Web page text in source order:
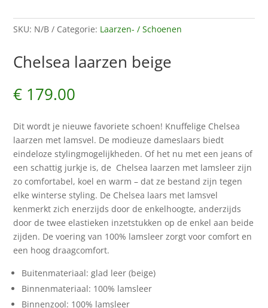
SKU: N/B Categorie: Laarzen- / Schoenen
Chelsea laarzen beige
€ 179.00
Dit wordt je nieuwe favoriete schoen! Knuffelige Chelsea
laarzen met lamsvel. De modieuze dameslaars biedt
eindeloze stylingmogelijkheden. Of het nu met een jeans of
een schattig jurkje is, de Chelsea laarzen met lamsleer zijn
zo comfortabel, koel en warm – dat ze bestand zijn tegen
elke winterse styling. De Chelsea laars met lamsvel
kenmerkt zich enerzijds door de enkelhoogte, anderzijds
door de twee elastieken inzetstukken op de enkel aan beide
zijden. De voering van 100% lamsleer zorgt voor comfort en
een hoog draagcomfort.
Buitenmateriaal: glad leer (beige)
Binnenmateriaal: 100% lamsleer
Binnenzool: 100% lamsleer